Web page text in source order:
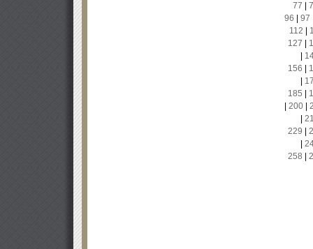
77
96
97
112
127
156
185
200|
229
258